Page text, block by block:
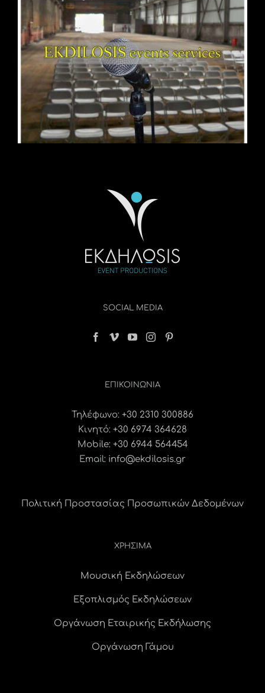
SOCIAL MEDIA
ΕΠΙΚΟΙΝΩΝΊΑ
Τηλέφωνο: +30 2310 300886
Κινητό: +30 6974 364628
Mobile: +30 6944 564454
Email: info@ekdilosis.gr
Πολιτική Προστασίας Προσωπικών Δεδομένων
ΧΡΗΣΙΜΑ
Μουσική Εκδηλώσεων
Εξοπλισμός Εκδηλώσεων
Οργάνωση Εταιρικής Εκδήλωσης
Οργάνωση Γάμου